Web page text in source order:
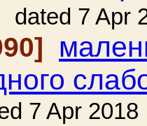
dated 7 Apr
7 Apr 2018